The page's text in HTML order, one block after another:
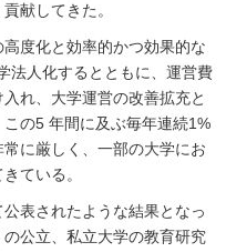
献してきた。
度化と効率的かつ効果的な
法人化するとともに、運営費
れ、大学運営の改善拡充と
の5 年間に及ぶ毎年連続1%
に厳しく、一部の大学にお
ている。
表されたような結果となっ
公立、私立大学の教育研究